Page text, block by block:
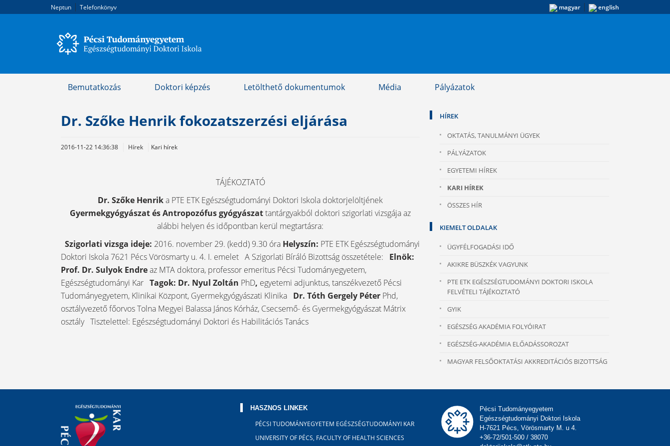
Neptun | Telefonkönyv magyar | english
Bemutatkozás Doktori képzés Letölthető dokumentumok Média Pályázatok
Dr. Szőke Henrik fokozatszerzési eljárása
2016-11-22 14:36:38 Hírek Kari hírek
TÁJÉKOZTATÓ
Dr. Szőke Henrika PTE ETK Egészségtudományi Doktori Iskola doktorjelöltjének
Gyermekgyógyászat és Antropozófus gyógyászattantárgyakból doktori szigorlati vizsgája az
alábbi helyen és időpontban kerül megtartásra:
Szigorlati vizsga ideje: 2016. november 29. (kedd) 9.30 óra Helyszín: PTE ETK Egészségtudományi
Doktori Iskola 7621 Pécs Vörösmarty u. 4. I. emelet A Szigorlati Bíráló Bizottság összetétele: Elnök:
Prof. Dr. Sulyok Endreaz MTA doktora, professor emeritus Pécsi Tudományegyetem,
Egészségtudományi Kar Tagok: Dr. Nyul Zoltán PhD, egyetemi adjunktus, tanszékvezető Pécsi
Tudományegyetem, Klinikai Központ, Gyermekgyógyászati Klinika Dr. Tóth Gergely Péter Phd,
osztályvezető főorvos Tolna Megyei Balassa János Kórház, Csecsemő- és Gyermekgyógyászat Mátrix
osztály Tisztelettel: Egészségtudományi Doktori és Habilitációs Tanács
HÍREK
OKTATÁS, TANULMÁNYI ÜGYEK
PÁLYÁZATOK
EGYETEMI HÍREK
KARI HÍREK
ÖSSZES HÍR
KIEMELT OLDALAK
ÜGYFÉLFOGADÁSI IDŐ
AKIKRE BÜSZKÉK VAGYUNK
PTE ETK EGÉSZSÉGTUDOMÁNYI DOKTORI ISKOLA
FELVÉTELI TÁJÉKOZTATÓ
GYIK
EGÉSZSÉG AKADÉMIA FOLYÓIRAT
EGÉSZSÉG-AKADÉMIA ELŐADÁSSOROZAT
MAGYAR FELSŐOKTATÁSI AKKREDITÁCIÓS BIZOTTSÁG
HASZNOS LINKEK
PÉCSI TUDOMÁNYEGYETEM EGÉSZSÉGTUDOMÁNYI KAR
UNIVERSITY OF PÉCS, FACULTY OF HEALTH SCIENCES
Pécsi Tudományegyetem
Egészségtudományi Doktori Iskola
H-7621 Pécs, Vörösmarty M. u 4.
+36-72/501-500 / 38070